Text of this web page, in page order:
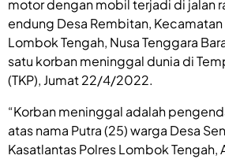
motor dengan mobil terjadi di jalan
endung Desa Rembitan,
Lombok Tengah, Nusa Tenggara
satu korban meninggal dunia di
(TKP), Jumat 22/4/2022.
“Korban meninggal adalah
atas nama Putra (25) warga Desa
Kasatlantas Polres Lombok Tengah,